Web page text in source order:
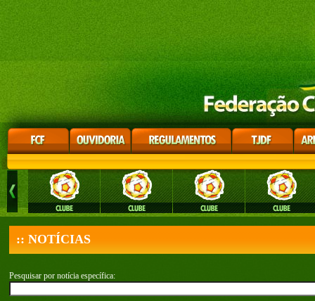
:: NOTÍCIAS
Pesquisar por notícia específica: